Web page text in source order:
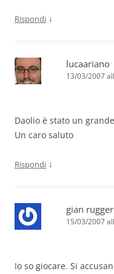
Rispondi ↓
lucaariano
13/03/2007
Daolio è stato un
Un caro saluto
Rispondi ↓
gian
15/03/2007
Io so giocare. Si